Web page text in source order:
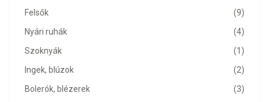
(9)
Felsők
(4)
Nyári ruhák
(1)
Szoknyák
(2)
Ingek, blúzok
(3)
Bolerók, blézerek